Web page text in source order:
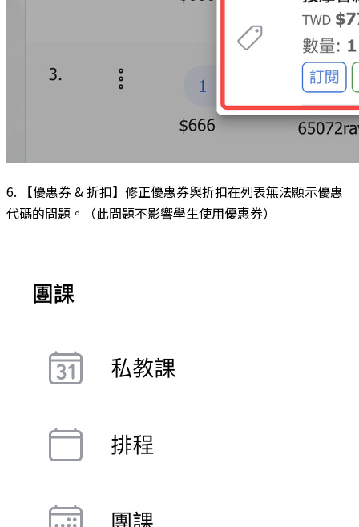
6. 【優惠券 & 折扣】修正優惠券與折扣在列表無法顯示優惠
代碼的問題。（此問題不影響學生使用優惠券）